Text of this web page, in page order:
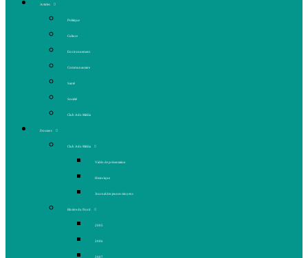
Articles
Politique
Culture
Environnement
Communautaire
Santé
Société
Club Ado Média
Dossiers
Club Ado Média
Vidéo de présentation
Historique
Journal des jeunes citoyens
Rivière du Nord
2005
2006
2007